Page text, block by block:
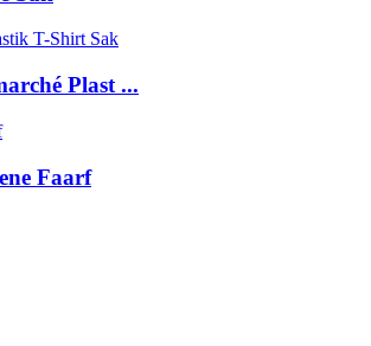
Plast ...
Faarf